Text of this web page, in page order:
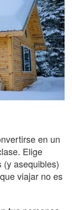
en un
Elige
(y asequibles)
viajar no es